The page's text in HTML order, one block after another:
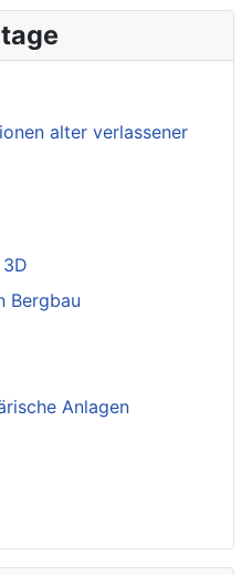
alter verlassener
Bergbau
Anlagen